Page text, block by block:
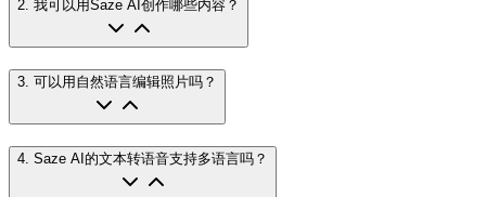
2. 我可以用Saze AI创作哪些内容？
3. 可以用自然语言编辑照片吗？
4 Saze AI的文本转语音支持多语言吗？